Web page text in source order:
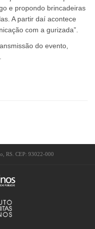
e propondo brincadeiras
A partir daí acontece
com a gurizada”.
do evento,
RS. CEP: 93022-000